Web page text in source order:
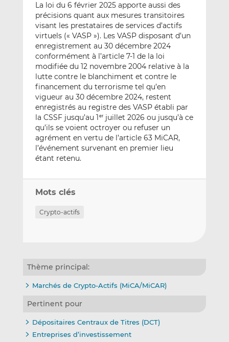
La loi du 6 février 2025 apporte aussi des
précisions quant aux mesures transitoires
visant les prestataires de services d’actifs
virtuels (« VASP »). Les VASP disposant d’un
enregistrement au 30 décembre 2024
conformément à l’article 7-1 de la loi
modifiée du 12 novembre 2004 relative à la
lutte contre le blanchiment et contre le
financement du terrorisme tel qu’en
vigueur au 30 décembre 2024, restent
enregistrés au registre des VASP établi par
la CSSF jusqu’au 1 erjuillet 2026 ou jusqu’à ce
qu’ils se voient octroyer ou refuser un
agrément en vertu de l’article 63 MiCAR,
l’événement survenant en premier lieu
étant retenu.
Mots clés
Crypto-actifs
Thème principal:
Marchés de Crypto-Actifs (MiCA/MiCAR)
Pertinent pour
Dépositaires Centraux de Titres (DCT)
Entreprises d’investissement